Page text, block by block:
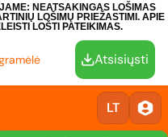
NEATSAKINGAS LOŠIMAS
LOŠIMŲ PRIEŽASTIMI. APIE
LOŠTI PATEIKIMAS.
Atsisiųsti
LT